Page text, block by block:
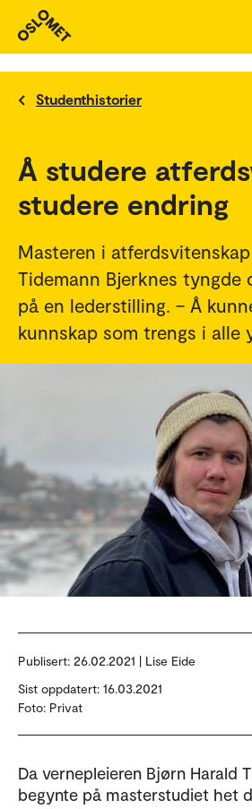
Studenthistorier
Å studere
studere endring
Masteren i
Tidemann Bjerknes
på en lederstilling. – Å
kunnskap som trengs i alle
Publisert: 26.02.2021 | Lise Eide
Sist oppdatert: 16.03.2021
Foto: Privat
Da vernepleieren Bjørn Harald
begynte på masterstudiet het